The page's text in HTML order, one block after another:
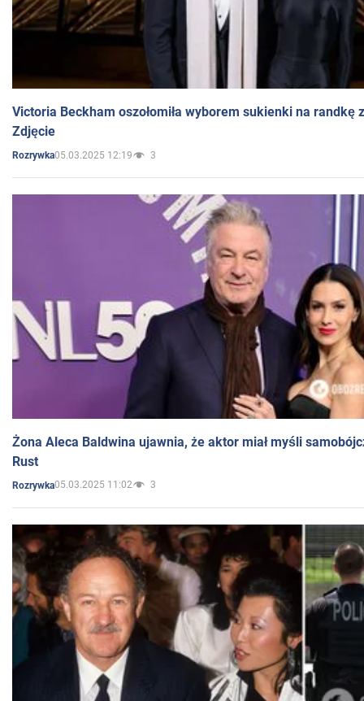
Victoria Beckham oszołomiła wyborem sukienki na randkę
Zdjęcie
Rozrywka05.03.2025 12:19 3
Żona Aleca Baldwina ujawnia, że aktor miał myśli
Rust
Rozrywka05.03.2025 11:02 3